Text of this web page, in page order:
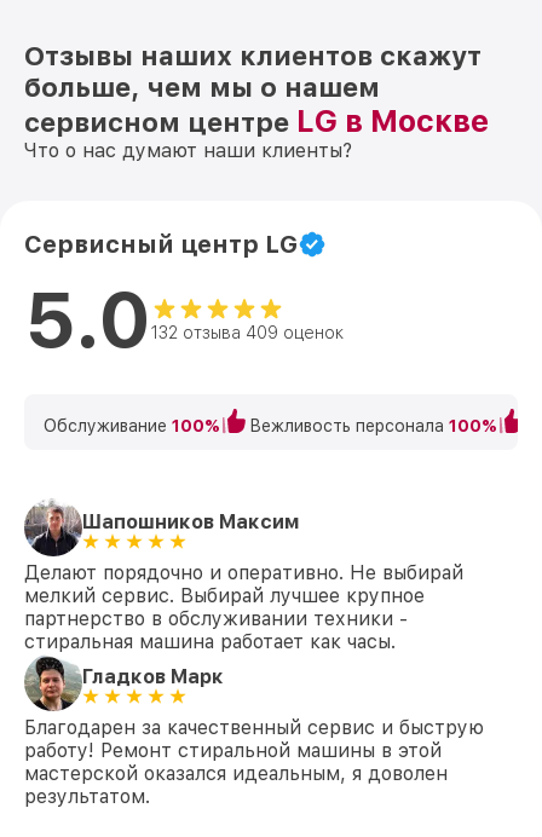
Отзывы наших клиентов скажут
больше, чем мы о нашем
сервисном центре LG в Москве
Что о нас думают наши клиенты?
Сервисный центр LG
5.0 132 отзыва 409 оценок
Обслуживание 100% Вежливость персонала 100%
Шапошников Максим
Делают порядочно и оперативно. Не выбирай
мелкий сервис. Выбирай лучшее крупное
партнерство в обслуживании техники -
стиральная машина работает как часы.
Гладков Марк
Благодарен за качественный сервис и быструю
работу! Ремонт стиральной машины в этой
мастерской оказался идеальным, я доволен
результатом.